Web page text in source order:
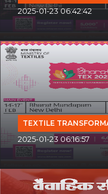
2025-01-23 06:42:42
TEXTILE
2025-01-23 06:16:57